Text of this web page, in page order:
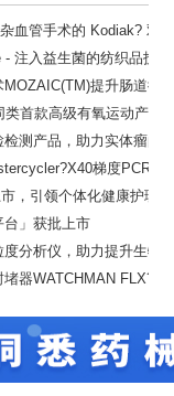
血管手术的 Kodiak? 双口
注入益生菌的纺织品技术
提升肠道微生
首款高级有氧运动产品线
测产品，助力实体瘤的全
梯度PCR仪惊
，引领个体化健康护理新
台」获批上市
分析仪，助力提升生物疗
器WATCHMAN FLX? Pro